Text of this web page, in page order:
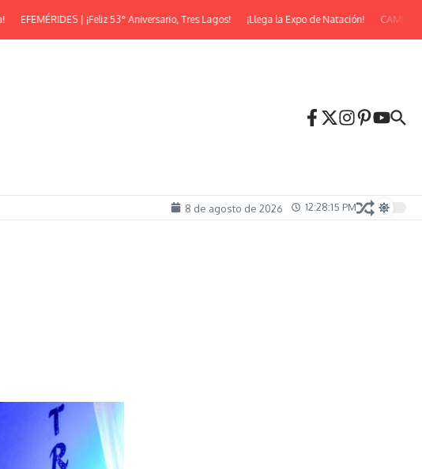
EFEMÉRIDES | ¡Feliz 53° Aniversario, Tres Lagos! ¡Llega la Expo de Natación! CAMINATA
8 de agosto de 2026 12:28:16 PM